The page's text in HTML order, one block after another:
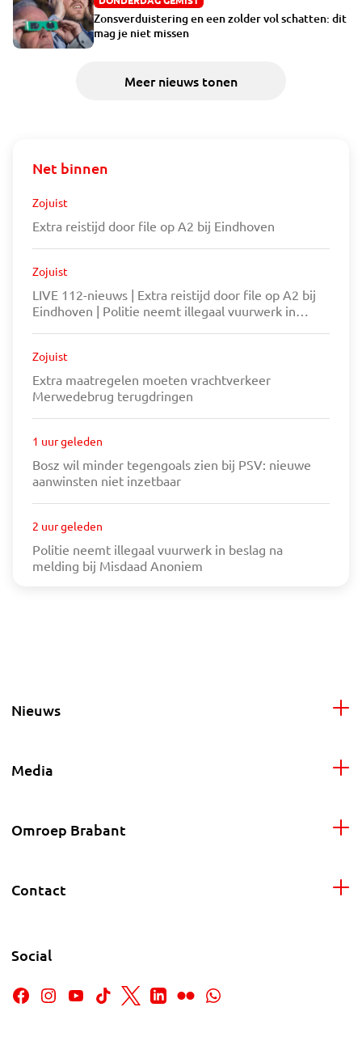
Zonsverduistering en een zolder vol schatten: dit
mag je niet missen
Meer nieuws tonen
Net binnen
Zojuist
Extra reistijd door file op A2 bij Eindhoven
Zojuist
LIVE 112-nieuws | Extra reistijd door file op A2 bij
Eindhoven | Politie neemt illegaal vuurwerk in
Zojuist
Extra maatregelen moeten vrachtverkeer
Merwedebrug terugdringen
1 uur geleden
Bosz wil minder tegengoals zien bij PSV: nieuwe
aanwinsten niet inzetbaar
2 uur geleden
Politie neemt illegaal vuurwerk in beslag na
melding bij Misdaad Anoniem
Nieuws
Media
Omroep Brabant
Contact
Social